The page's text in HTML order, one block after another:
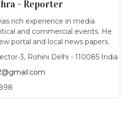
- Reporter
rich experience in media
and commercial events. He
portal and local news papers.
3, Rohini Delhi - 110085 India